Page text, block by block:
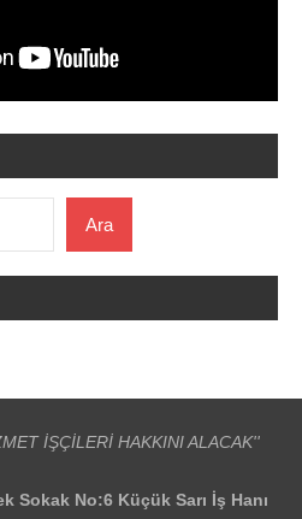
Ara
İŞÇİLERİ HAKKINI ALACAK''
Sokak No:6 Küçük Sarı İş Hanı